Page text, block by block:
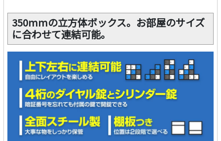
350mmの立方体ボックス。お部屋のサイズ
に合わせて連結可能。